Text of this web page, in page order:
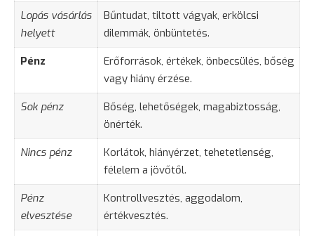
Lopás vásárlás
helyett
Bűntudat, tiltott vágyak, erkölcsi
dilemmák, önbüntetés.
Pénz
Erőforrások, értékek, önbecsülés, bőség
vagy hiány érzése.
Sok pénz
Bőség, lehetőségek, magabiztosság,
önérték.
Nincs pénz
Korlátok, hiányérzet, tehetetlenség,
félelem a jövőtől.
Pénz
elvesztése
Kontrollvesztés, aggodalom,
értékvesztés.